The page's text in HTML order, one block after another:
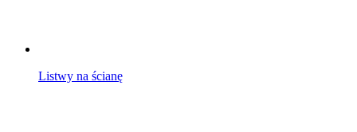
Listwy na ścianę